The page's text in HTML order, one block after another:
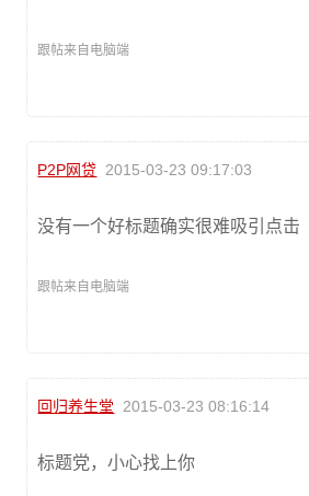
跟帖来自电脑端
P2P网贷 2015-03-23 09:17:03
没有一个好标题确实很难吸引点击
跟帖来自电脑端
回归养生堂 2015-03-23 08:16:14
标题党，小心找上你